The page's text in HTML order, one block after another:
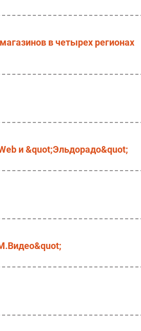
в четырех регионах
и &quot;Эльдорадо&quot;